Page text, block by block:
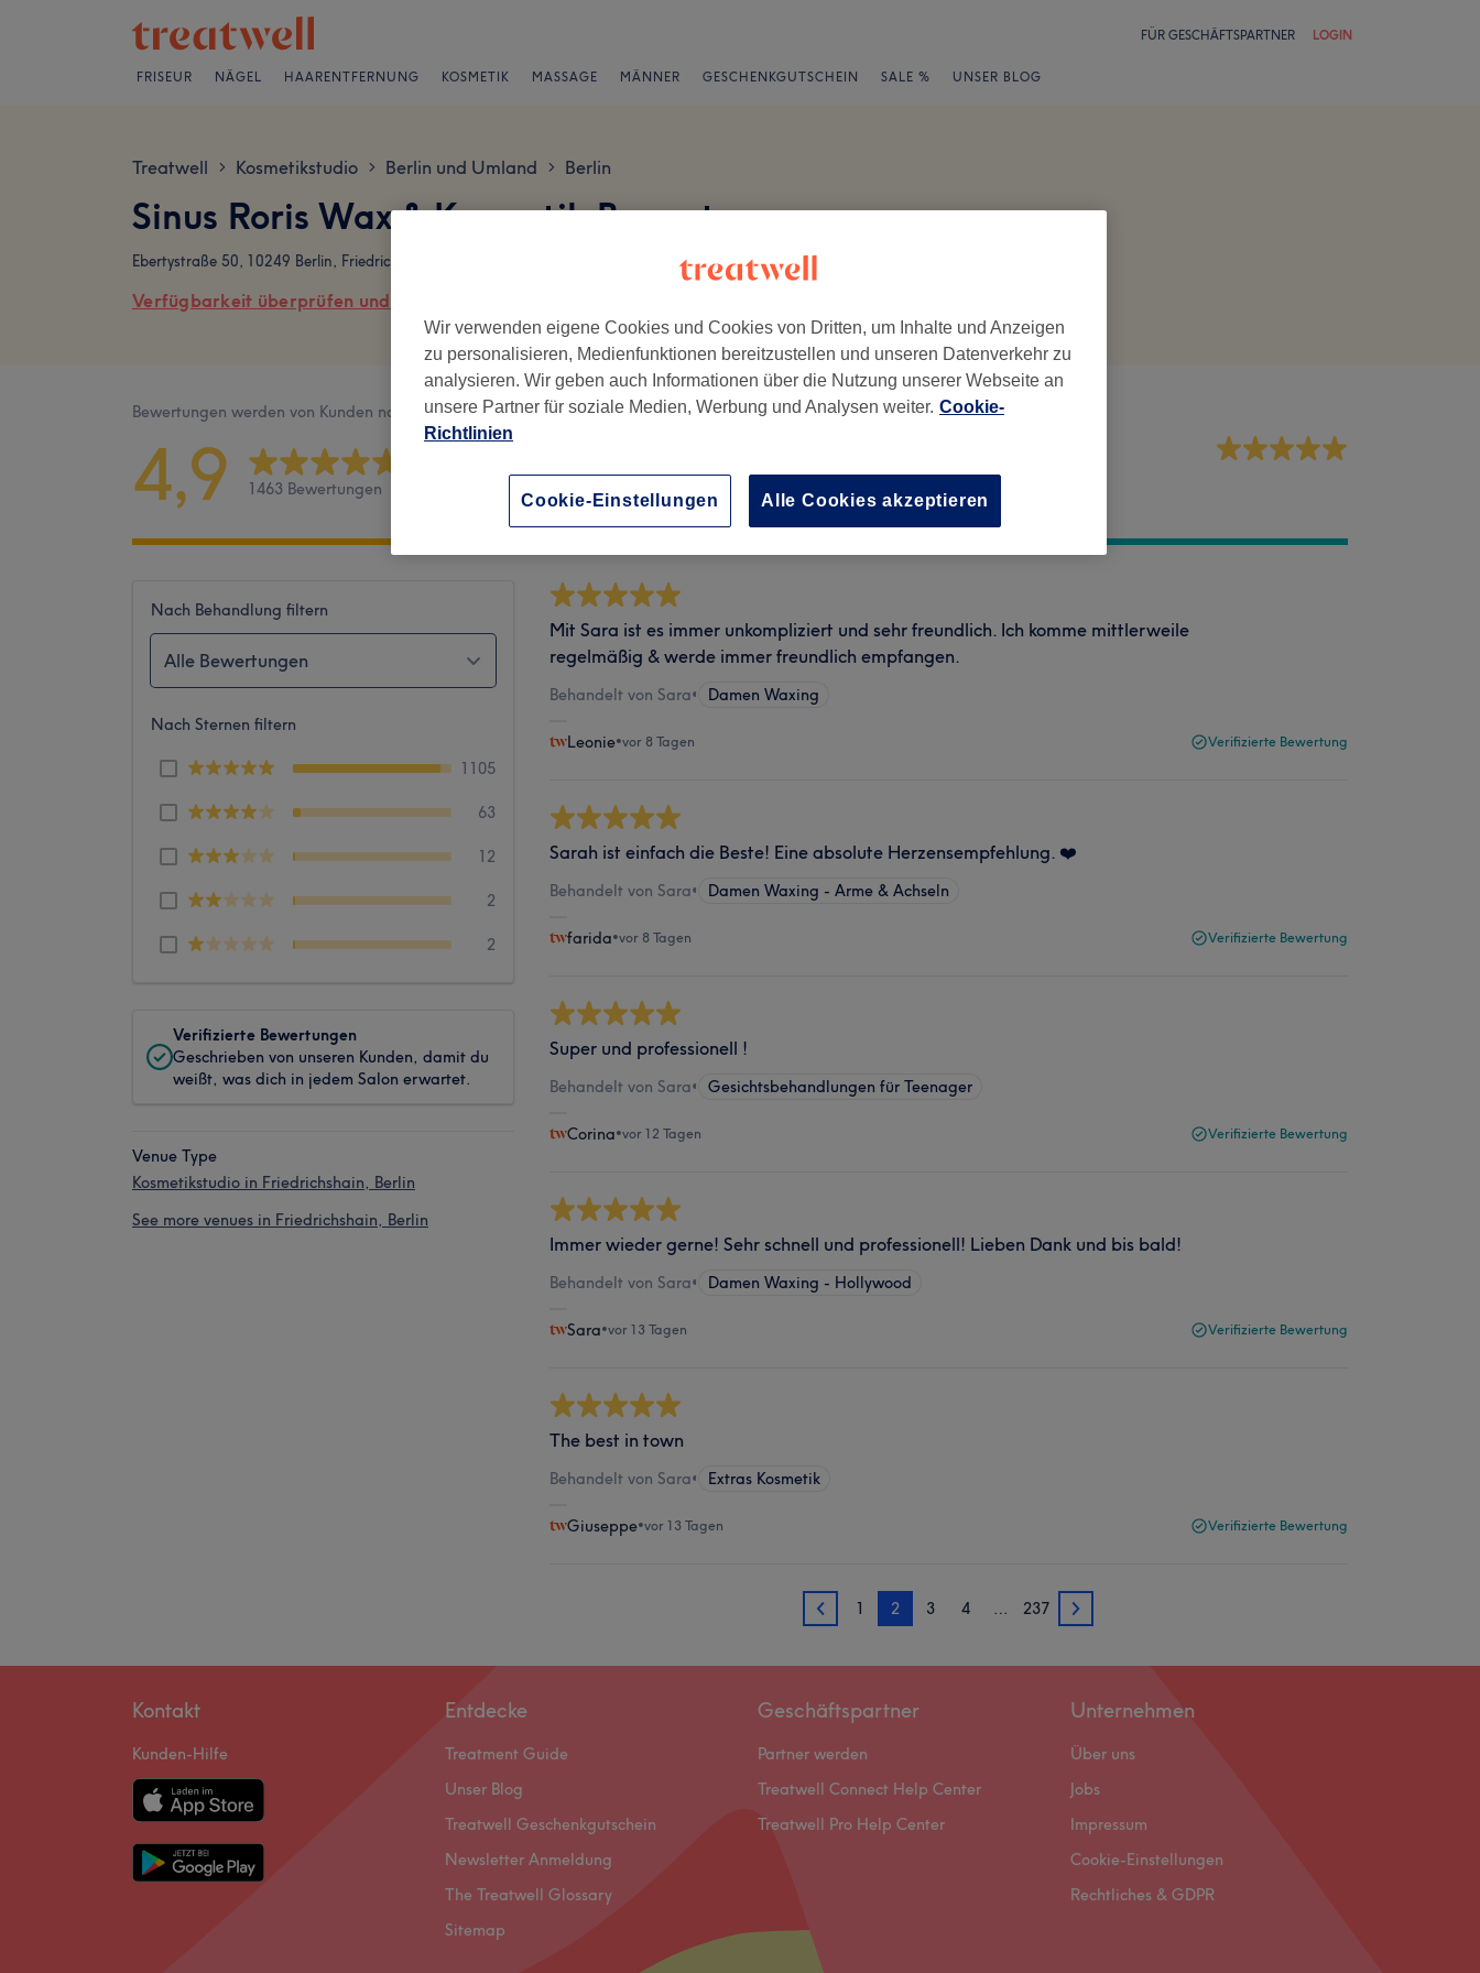
FÜR GESCHÄFTSPARTNER LOGIN
FRISEUR NÄGEL HAARENTFERNUNG KOSMETIK MASSAGE MÄNNER GESCHENKGUTSCHEIN SALE % UNSER BLOG
Treatwell > Kosmetikstudio > Berlin und Umland > Berlin
Sinus Roris Wax & Kosmetik Bewertungen
Ebertystraße 50, 10249 Berlin, Friedrichshain
Verfügbarkeit überprüfen und online buchen
Bewertungen werden von Kunden nach ihrem Besuch geschrieben.
4,9 1463 Bewertungen Sauberkeit
Nach Behandlung filtern
Alle Bewertungen
Nach Sternen filtern
1105
63
12
2
2
Verifizierte Bewertungen
Geschrieben von unseren Kunden, damit du
weißt, was dich in jedem Salon erwartet.
Venue Type
Kosmetikstudio in Friedrichshain, Berlin
See more venues in Friedrichshain, Berlin
Mit Sara ist es immer unkompliziert und sehr freundlich. Ich komme mittlerweile
regelmäßig & werde immer freundlich empfangen.
Behandelt von Sara• Damen Waxing
Leonie•vor 8 Tagen Verifizierte Bewertung
Sarah ist einfach die Beste! Eine absolute Herzensempfehlung. ❤️
Behandelt von Sara• Damen Waxing - Arme & Achseln
farida•vor 8 Tagen Verifizierte Bewertung
Super und professionell !
Behandelt von Sara• Gesichtsbehandlungen für Teenager
Corina•vor 12 Tagen Verifizierte Bewertung
Immer wieder gerne! Sehr schnell und professionell! Lieben Dank und bis bald!
Behandelt von Sara• Damen Waxing - Hollywood
Sara•vor 13 Tagen Verifizierte Bewertung
The best in town
Behandelt von Sara• Extras Kosmetik
Giuseppe•vor 13 Tagen Verifizierte Bewertung
1 1 2 3 4 … 237 3
Kontakt
Kunden-Hilfe
Entdecke
Treatment Guide
Unser Blog
Treatwell Geschenkgutschein
Newsletter Anmeldung
The Treatwell Glossary
Sitemap
Geschäftspartner
Partner werden
Treatwell Connect Help Center
Treatwell Pro Help Center
Unternehmen
Über uns
Jobs
Impressum
Cookie-Einstellungen
Rechtliches & GDPR
Wir verwenden eigene Cookies und Cookies von Dritten, um Inhalte und Anzeigen
zu personalisieren, Medienfunktionen bereitzustellen und unseren Datenverkehr zu
analysieren. Wir geben auch Informationen über die Nutzung unserer Webseite an
unsere Partner für soziale Medien, Werbung und Analysen weiter. Cookie-
Richtlinien
Cookie-Einstellungen Alle Cookies akzeptieren